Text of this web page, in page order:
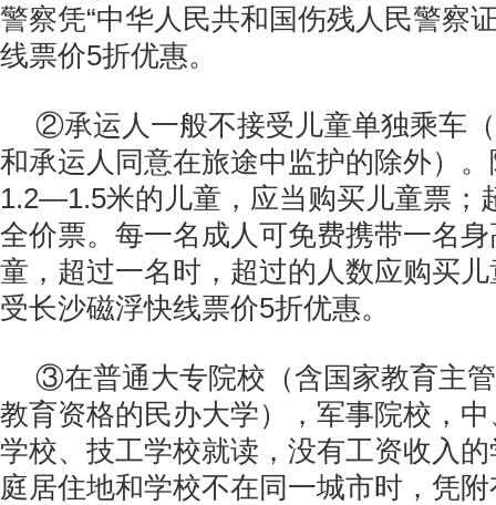
警察凭“中华人民共和国伤残人民警察
线票价5折优惠。
②承运人一般不接受儿童单独乘车
和承运人同意在旅途中监护的除外）
1.2—1.5米的儿童，应当购买儿童票；
全价票。每一名成人可免费携带一名
童，超过一名时，超过的人数应购买
受长沙磁浮快线票价5折优惠。
③在普通大专院校（含国家教育主
教育资格的民办大学），军事院校，
学校、技工学校就读，没有工资收入
庭居住地和学校不在同一城市时，凭